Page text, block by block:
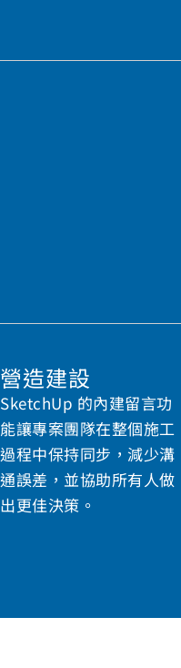
營造建設
SketchUp 的內建留言功
能讓專案團隊在整個施工
過程中保持同步，減少溝
通誤差，並協助所有人做
出更佳決策。